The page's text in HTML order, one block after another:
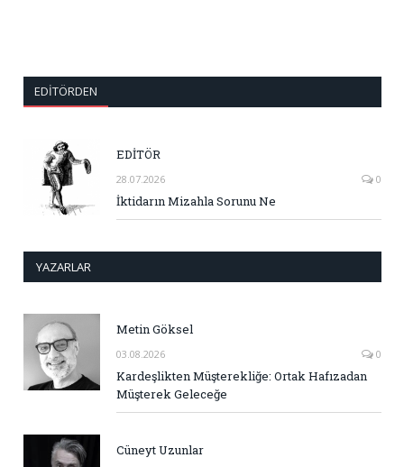
EDITÖRDEN
EDİTÖR
28.07.2026 0
İktidarın Mizahla Sorunu Ne
YAZARLAR
Metin Göksel
03.08.2026 0
Kardeşlikten Müşterekliğe: Ortak Hafızadan
Müşterek Geleceğe
Cüneyt Uzunlar